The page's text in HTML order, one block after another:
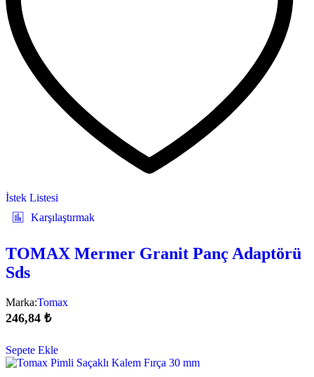
İstek Listesi
Karşılaştırmak
TOMAX Mermer Granit Panç Adaptörü
Sds
Marka:Tomax
246,84 ₺
Sepete Ekle